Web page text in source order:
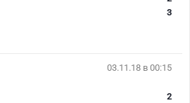
3
03.11.18 в 00:15
2